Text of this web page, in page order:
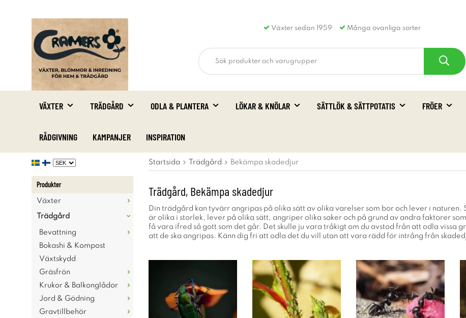
Växter sedan 1959 Många ovanliga sorter
VÄXTER TRÄDGÅRD ODLA & PLANTERA LÖKAR & KNÖLAR SÄTTLÖK & SÄTTPOTATIS FRÖER
RÅDGIVNING KAMPANJER INSPIRATION
Produkter
Växter
Trädgård
Bevattning
Bokashi & Kompost
Växtskydd
Gräsfrön
Krukor & Balkonglådor
Jord & Gödning
Gravtillbehör
Startsida Trädgård Bekämpa skadedjur
Trädgård, Bekämpa skadedjur
Din trädgård kan tyvärr angripas på olika sätt av olika varelser som bor och lever i naturen.
är olika i storlek, lever på olika sätt, angriper olika saker och på grund av andra faktorer
få vara ifred så gott som det går. Det skulle ju vara tråkigt om du avstod från att odla vissa
att de ska angripas. Känn dig fri att odla det du vill utan att vara rädd för intrång från